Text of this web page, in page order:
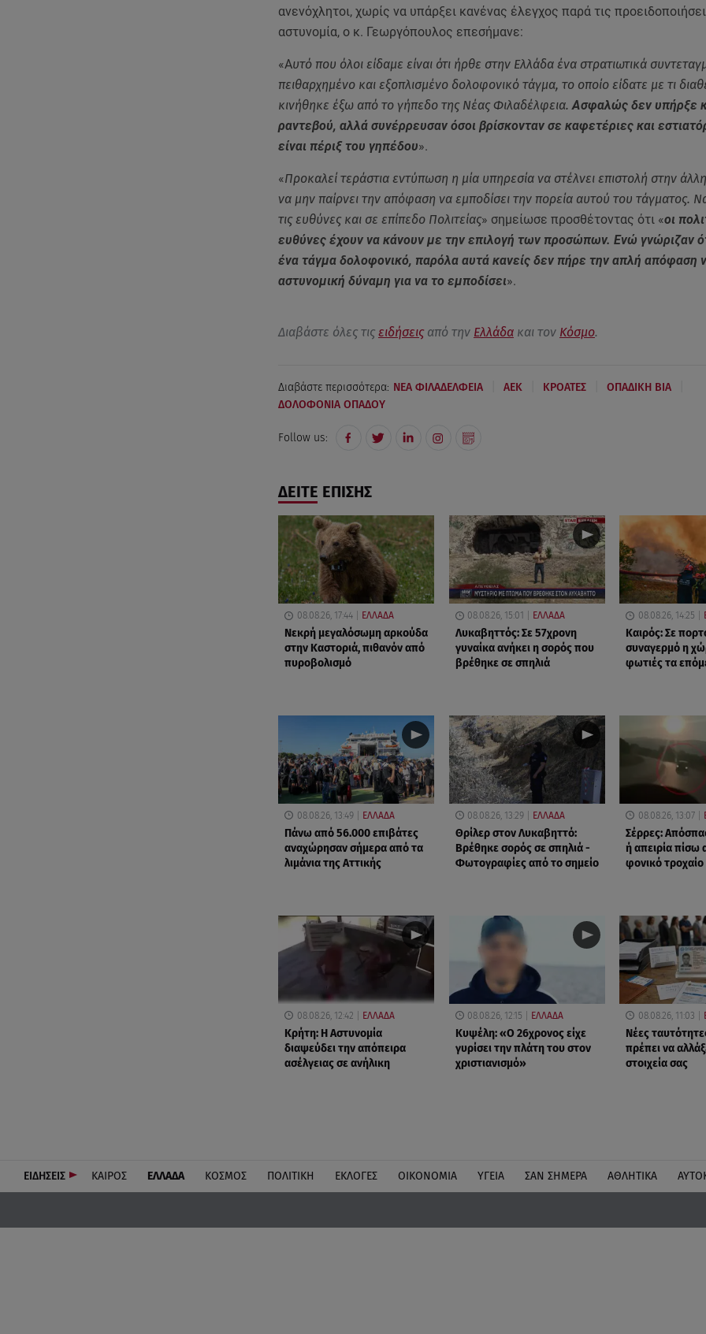
ανενόχλητοι, χωρίς να υπάρξει κανένας έλεγχος παρά τις
αστυνομία, ο κ. Γεωργόπουλος επεσήμανε:
«Aυτό που όλοι είδαμε είναι ότι ήρθε στην Ελλάδα ένα στρατιωτικά
πειθαρχημένο και εξοπλισμένο δολοφονικό τάγμα, το οποίο είδατε με τι
κινήθηκε έξω από το γήπεδο της Νέας Φιλαδέλφεια.Aσφαλώς δεν υπήρξε
ραντεβού, αλλά συνέρρευσαν όσοι βρίσκονταν σε καφετέριες και
είναι πέριξ του γηπέδου».
«Προκαλεί τεράστια εντύπωση η μία υπηρεσία να στέλνει επιστολή στην
να μην παίρνει την απόφαση να εμποδίσει την πορεία αυτού του τάγματος.
τις ευθύνες και σε επίπεδο Πολιτείας» σημείωσε προσθέτοντας ότι «οι
ευθύνες έχουν να κάνουν με την επιλογή των προσώπων. Ενώ γνώριζαν
ένα τάγμα δολοφονικό, παρόλα αυτά κανείς δεν πήρε την απλή απόφαση
αστυνομική δύναμη για να το εμποδίσει».
Διαβάστε όλες τις ειδήσειςαπό την Ελλάδακαι τον Κόσμο.
Διαβάστε περισσότερα: ΝΕΑ ΦΙΛΑΔΕΛΦΕΙΑ AEK ΚΡΟΑΤΕΣ ΟΠΑΔΙΚΗ ΒΙΑ
ΔΟΛΟΦΟΝΙΑ ΟΠΑΔΟΥ
Follow us:
ΔΕΙΤΕ ΕΠΙΣΗΣ
08.08.26, 17:44 ΕΛΛΑΔΑ
Νεκρή μεγαλόσωμη αρκούδα
στην Καστοριά, πιθανόν από
πυροβολισμό
08.08.26, 15:01 ΕΛΛΑΔΑ
Λυκαβηττός: Σε 57χρονη
γυναίκα ανήκει η σορός που
βρέθηκε σε σπηλιά
08.08.26, 14:25
Καιρός: Σε
συναγερμό η
φωτιές τα
08.08.26, 13:49 ΕΛΛΑΔΑ
Πάνω από 56.000 επιβάτες
αναχώρησαν σήμερα από τα
λιμάνια της Αττικής
08.08.26, 13:29 ΕΛΛΑΔΑ
Θρίλερ στον Λυκαβηττό:
Βρέθηκε σορός σε σπηλιά -
Φωτογραφίες από το σημείο
08.08.26, 13:07
Σέρρες:
ή απειρία πίσω
φονικό τροχαίο
08.08.26, 12:42 ΕΛΛΑΔΑ
Κρήτη: Η Αστυνομία
διαψεύδει την απόπειρα
ασέλγειας σε ανήλικη
08.08.26, 12:15 ΕΛΛΑΔΑ
Κυψέλη: «Ο 26χρονος είχε
γυρίσει την πλάτη του στον
χριστιανισμό»
08.08.26, 11:03
Νέες
πρέπει να
στοιχεία σας
ΕΙΔΗΣΕΙΣ ΚΑΙΡΟΣ ΕΛΛΑΔΑ ΚΟΣΜΟΣ ΠΟΛΙΤΙΚΗ ΕΚΛΟΓΕΣ ΟΙΚΟΝΟΜΙΑ ΥΓΕΙΑ ΣΑΝ ΣΗΜΕΡΑ ΑΘΛΗΤΙΚΑ